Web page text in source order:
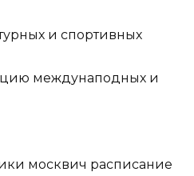
и спортивных
междунаподных и